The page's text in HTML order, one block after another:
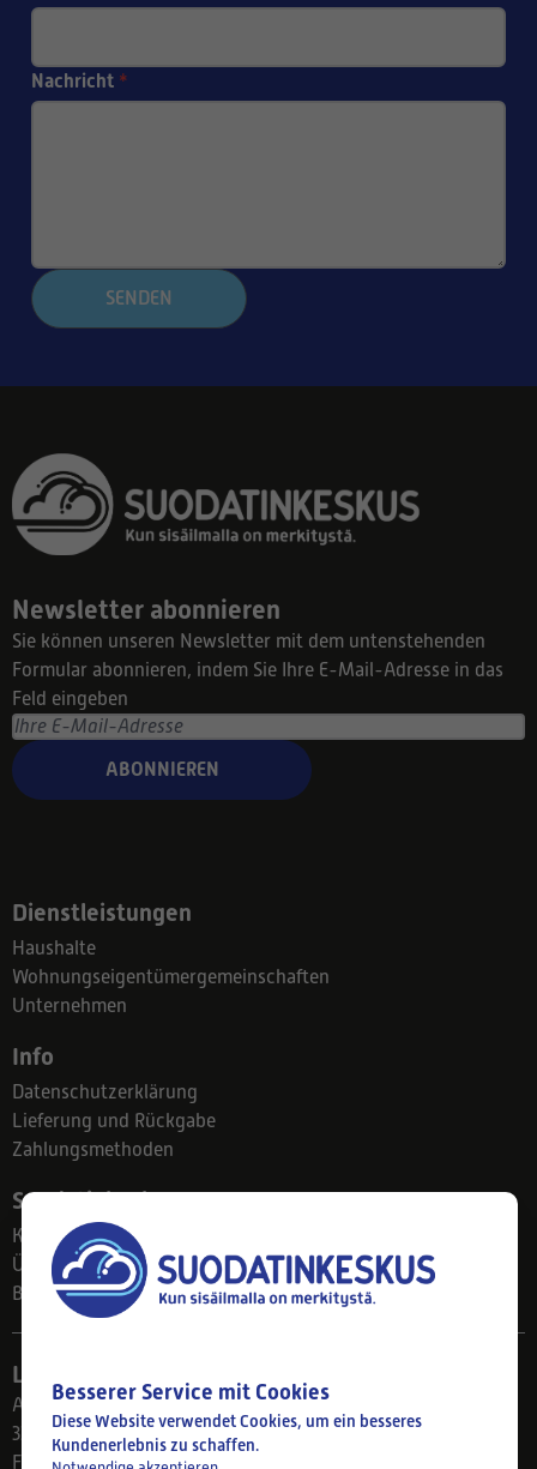
Nachricht *
SENDEN
Newsletter abonnieren
Sie können unseren Newsletter mit dem untenstehenden
Formular abonnieren, indem Sie Ihre E-Mail-Adresse in das
Feld eingeben
ABONNIEREN
Dienstleistungen
Haushalte
Wohnungseigentümergemeinschaften
Unternehmen
Info
Datenschutzerklärung
Lieferung und Rückgabe
Zahlungsmethoden
Suodatinkeskus
Kontakt
Über uns
Blog
Ladengeschäft
Ahlmanintie 61
33800 Tampere
Finnland
Besserer Service mit Cookies
Diese Website verwendet Cookies, um ein besseres
Kundenerlebnis zu schaffen.